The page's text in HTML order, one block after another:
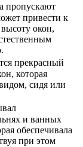
пропускают
привести к
окон,
прекрасный
которая
сидя или
и ванных
обеспечивала
при этом